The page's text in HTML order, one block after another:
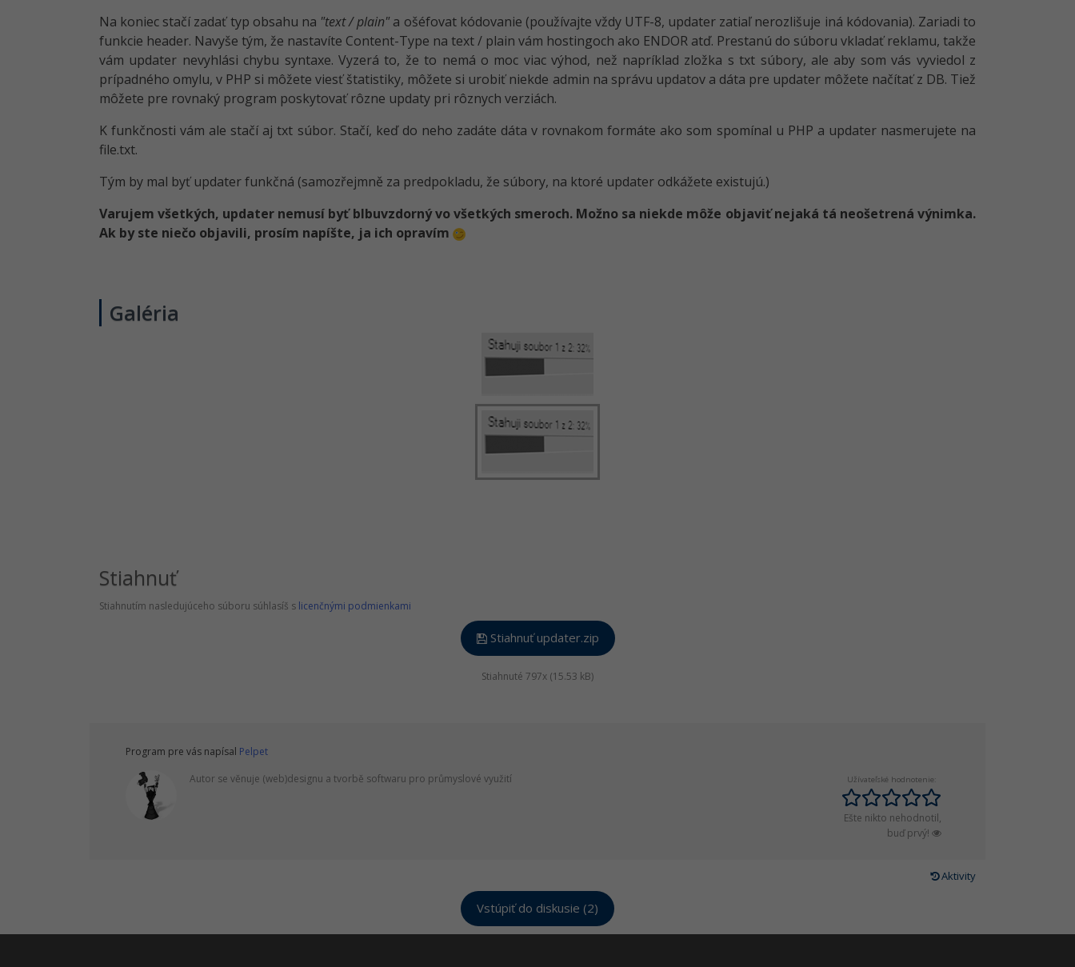
Na koniec stačí zadať typ obsahu na "text / plain"a ošéfovat kódovanie (používajte vždy UTF-8, updater zatiaľ nerozlišuje iná kódovania). Zariadi to
funkcie header. Navyše tým, že nastavíte Content-Type na text / plain vám hostingoch ako ENDOR atď. Prestanú do súboru vkladať reklamu, takže
vám updater nevyhlási chybu syntaxe. Vyzerá to, že to nemá o moc viac výhod, než napríklad zložka s txt súbory, ale aby som vás vyviedol z
prípadného omylu, v PHP si môžete viesť štatistiky, môžete si urobiť niekde admin na správu updatov a dáta pre updater môžete načítať z DB. Tiež
môžete pre rovnaký program poskytovať rôzne updaty pri rôznych verziách.
K funkčnosti vám ale stačí aj txt súbor. Stačí, keď do neho zadáte dáta v rovnakom formáte ako som spomínal u PHP a updater nasmerujete na
file.txt.
Tým by mal byť updater funkčná (samozřejmně za predpokladu, že súbory, na ktoré updater odkážete existujú.)
Varujem všetkých, updater nemusí byť blbuvzdorný vo všetkých smeroch. Možno sa niekde môže objaviť nejaká tá neošetrená výnimka.
Ak by ste niečo objavili, prosím napíšte, ja ich opravím
Galéria
Stiahnuť
Stiahnutím nasledujúceho súboru súhlasíš s licenčnými podmienkami
Stiahnuť updater.zip
Stiahnuté 797x (15.53 kB)
Program pre vás napísal Pelpet
Užívateľské hodnotenie:
Ešte nikto nehodnotil,
buď prvý!
Autor se věnuje (web)designu a tvorbě softwaru pro průmyslové využití
Aktivity
Vstúpiť do diskusie (2)